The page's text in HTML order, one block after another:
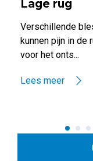
Lage rug
Verschillende
kunnen pijn in de
voor het onts...
Lees meer